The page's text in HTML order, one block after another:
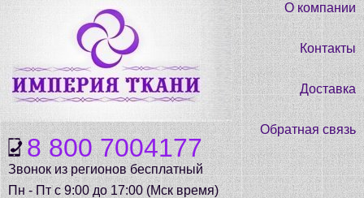
8 800 7004177
Звонок из регионов бесплатный
Пн - Пт с 9:00 до 17:00 (Мск время)
О компании
Контакты
Доставка
Обратная связь